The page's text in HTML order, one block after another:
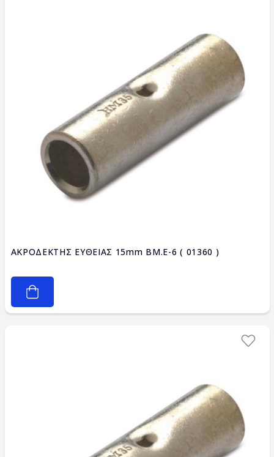
ΑΚΡΟΔΕΚΤΗΣ ΕΥΘΕΙΑΣ 15mm BM.E-6 ( 01360 )